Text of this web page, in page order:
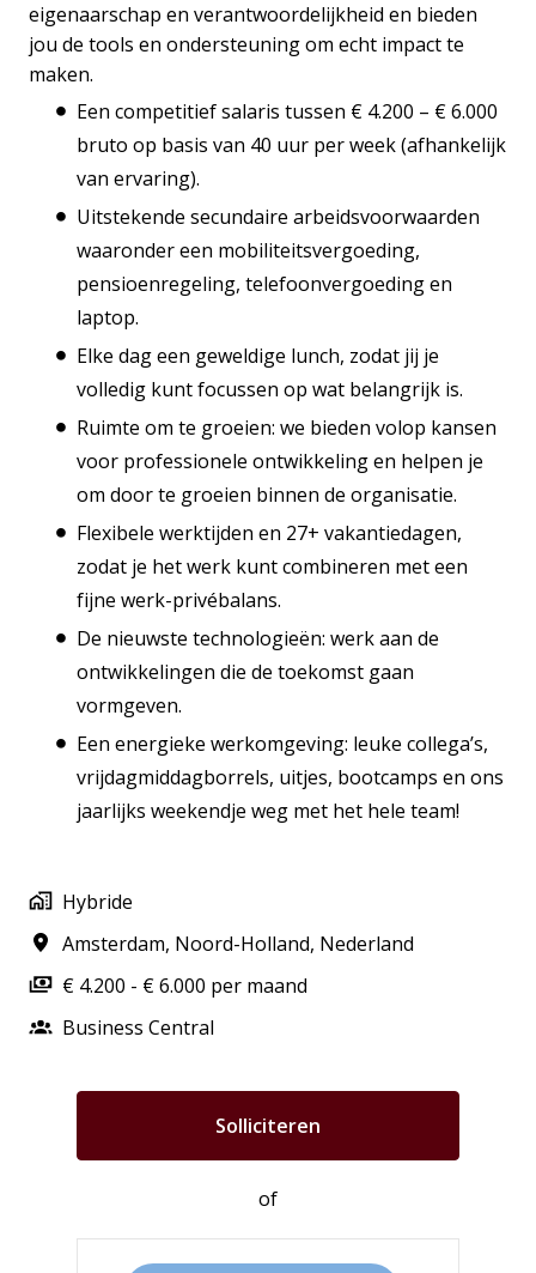
eigenaarschap en verantwoordelijkheid en bieden
jou de tools en ondersteuning om echt impact te
maken.
Een competitief salaris tussen € 4.200 – € 6.000
bruto op basis van 40 uur per week (afhankelijk
van ervaring).
Uitstekende secundaire arbeidsvoorwaarden
waaronder een mobiliteitsvergoeding,
pensioenregeling, telefoonvergoeding en
laptop.
Elke dag een geweldige lunch, zodat jij je
volledig kunt focussen op wat belangrijk is.
Ruimte om te groeien: we bieden volop kansen
voor professionele ontwikkeling en helpen je
om door te groeien binnen de organisatie.
Flexibele werktijden en 27+ vakantiedagen,
zodat je het werk kunt combineren met een
fijne werk-privébalans.
De nieuwste technologieën: werk aan de
ontwikkelingen die de toekomst gaan
vormgeven.
Een energieke werkomgeving: leuke collega’s,
vrijdagmiddagborrels, uitjes, bootcamps en ons
jaarlijks weekendje weg met het hele team!
Hybride
Amsterdam, Noord-Holland, Nederland
€ 4.200 - € 6.000 per maand
Business Central
Solliciteren
of